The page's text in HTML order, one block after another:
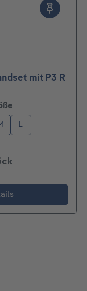
mit P3 R
auswählen
L